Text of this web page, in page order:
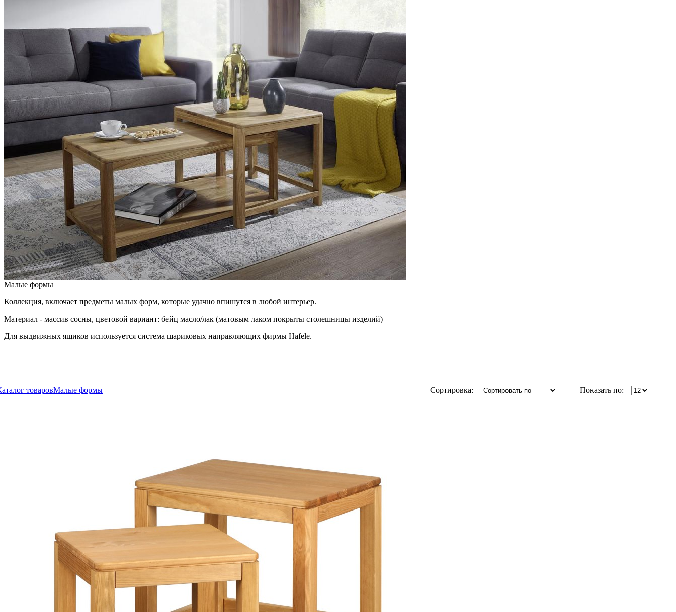
Малые формы
Коллекция, включает предметы малых форм, которые удачно впишутся в любой интерьер.
Материал - массив сосны, цветовой вариант: бейц масло/лак (матовым лаком покрыты столешницы изделий)
Для выдвижных ящиков используется система шариковых направляющих фирмы Hafele.
Сортировка: Показать по:
товаровМалые формы